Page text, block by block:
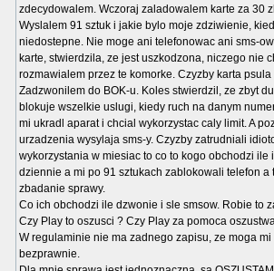
zdecydowalem. Wczoraj zaladowalem karte za 30
Wyslalem 91 sztuk i jakie bylo moje zdziwienie,
niedostepne. Nie moge ani telefonowac ani sms-
karte, stwierdzila, ze jest uszkodzona, niczego nie
rozmawialem przez te komorke. Czyzby karta
Zadzwonilem do BOK-u. Koles stwierdzil, ze zbyt
blokuje wszelkie uslugi, kiedy ruch na danym
mi ukradl aparat i chcial wykorzystac caly limit. A
urzadzenia wysylaja sms-y. Czyzby zatrudniali
wykorzystania w miesiac to co to kogo obchodzi
dziennie a mi po 91 sztukach zablokowali telefon
zbadanie sprawy.
Co ich obchodzi ile dzwonie i sle smsow. Robie to
Czy Play to oszusci ? Czy Play za pomoca
W regulaminie nie ma zadnego zapisu, ze moga
bezprawnie.